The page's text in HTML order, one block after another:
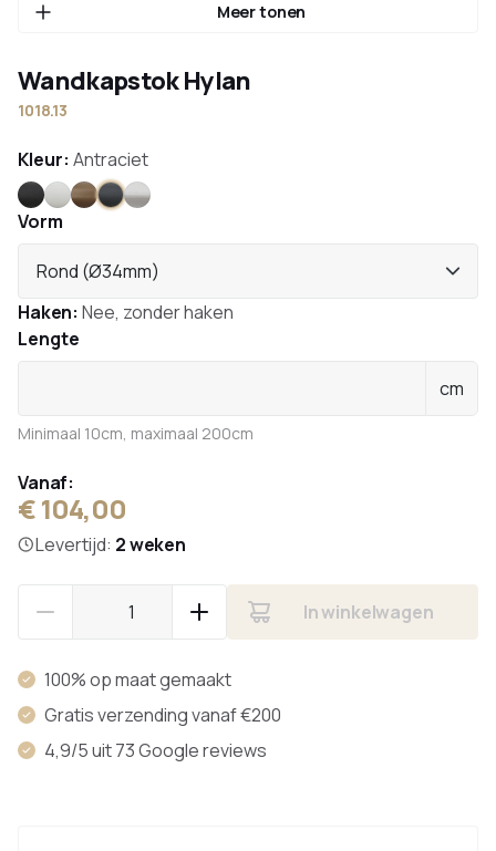
Meer tonen
Wandkapstok Hylan
1018.13
Kleur: Antraciet
Zwart
WitBronsAntraciet
RVS
Vorm
Rond (Ø34mm)
Haken: Nee, zonder haken
Lengte
cm
Minimaal 10cm, maximaal 200cm
Vanaf:
€ 104,00
Levertijd: 2 weken
In winkelwagen
100% op maat gemaakt
Gratis verzending vanaf €200
4,9/5 uit 73 Google reviews